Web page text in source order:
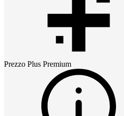
Prezzo Plus Premium